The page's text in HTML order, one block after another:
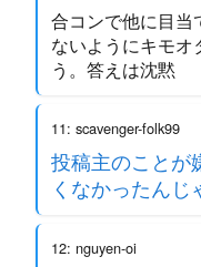
合コンで他に目当
ないようにキモオ
う。答えは沈黙
11: scavenger-folk99
投稿主のことが
くなかったんじ
12: nguyen-oi